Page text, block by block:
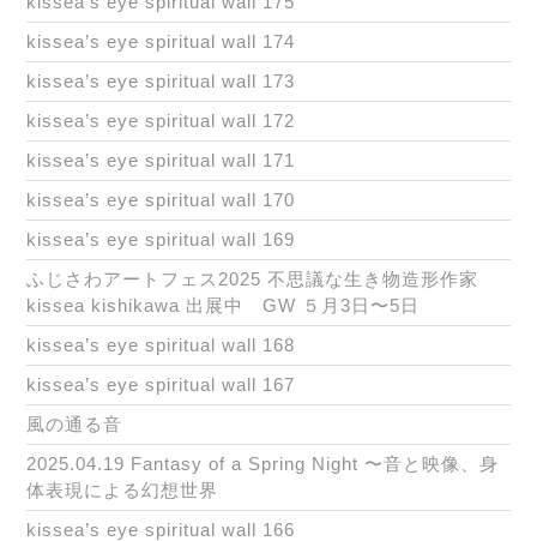
kissea’s eye spiritual wall 174
kissea’s eye spiritual wall 173
kissea’s eye spiritual wall 172
kissea’s eye spiritual wall 171
kissea’s eye spiritual wall 170
kissea’s eye spiritual wall 169
ふじさわアートフェス2025 不思議な生き物造形作家
kissea kishikawa 出展中 GW ５月3日〜5日
kissea’s eye spiritual wall 168
kissea’s eye spiritual wall 167
風の通る音
2025.04.19 Fantasy of a Spring Night 〜音と映像、身
体表現による幻想世界
kissea’s eye spiritual wall 166